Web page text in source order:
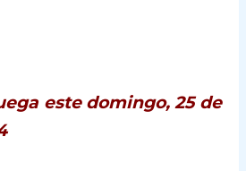
este domingo, 25 de